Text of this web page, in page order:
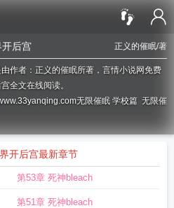
正义的催眠/著
后宫
作者：正义的催眠所著，言情小说网免费
全文在线阅读。
无限催眠 学校篇 无限催
开后宫最新章节
第53章 死神bleach
第51章 死神bleach